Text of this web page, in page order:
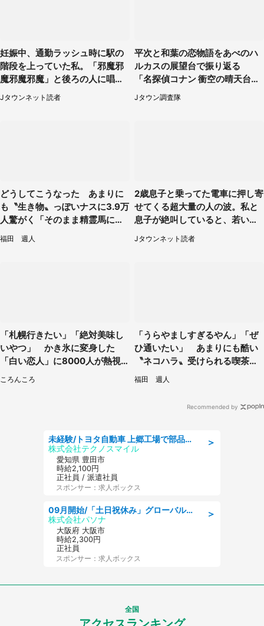
妊娠中、通勤ラッシュ時に駅の
階段を上っていた私。「邪魔邪
魔邪魔邪魔」と後ろの人に唱え
られて（神奈川県・30代女性）
Jタウンネット読者
平次と和葉の恋物語をあべのハ
ルカスの展望台で振り返る
「名探偵コナン 衝空の晴天台
（ハルカス）」コラボメニュー
も恋の味【7／24～11／29】
Jタウン調査隊
どうしてこうなった あまりに
も〝生き物〟っぽいナスに3.9万
人驚がく「そのまま精霊馬に使
えそう」
福田 週人
2歳息子と乗ってた電車に押し寄
せてくる超大量の人の波。私と
息子が絶叫していると、若いカ
ップルの乗客が...（東京都・60
代女性）
Jタウンネット読者
「札幌行きたい」「絶対美味し
いやつ」 かき氷に変身した
「白い恋人」に8000人が熱視
ころんころ
「うらやましすぎるやん」「ぜ
ひ通いたい」 あまりにも酷い
〝ネコハラ〟受けられる喫茶店
に5.3万人驚がく
福田 週人
Recommended by
＞
未経験/トヨタ自動車 上郷工場で部品の運搬作業/tutumi
株式会社テクノスマイル
愛知県 豊田市
時給2,100円
正社員 / 派遣社員
スポンサー：求人ボックス
＞
09月開始/「土日祝休み」グローバル企業での産業保健のお仕事/保健師/高時給/残業なし/服装自由
株式会社パソナ
大阪府 大阪市
時給2,300円
正社員
スポンサー：求人ボックス
全国